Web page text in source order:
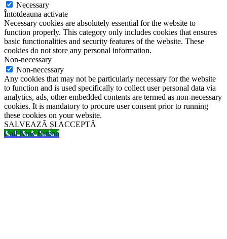
Necessary
Întotdeauna activate
Necessary cookies are absolutely essential for the website to
function properly. This category only includes cookies that ensures
basic functionalities and security features of the website. These
cookies do not store any personal information.
Non-necessary
Non-necessary
Any cookies that may not be particularly necessary for the website
to function and is used specifically to collect user personal data via
analytics, ads, other embedded contents are termed as non-necessary
cookies. It is mandatory to procure user consent prior to running
these cookies on your website.
SALVEAZĂ ȘI ACCEPTĂ
Call Now Button